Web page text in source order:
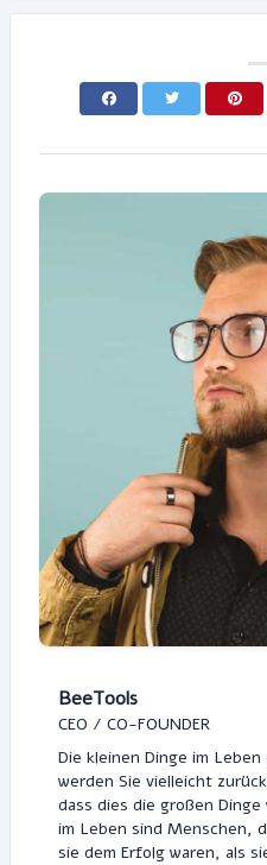
BeeTools
CEO / CO-FOUNDER
Die kleinen Dinge im
werden Sie vielleicht
dass dies die großen
im Leben sind Menschen,
sie dem Erfolg waren, als